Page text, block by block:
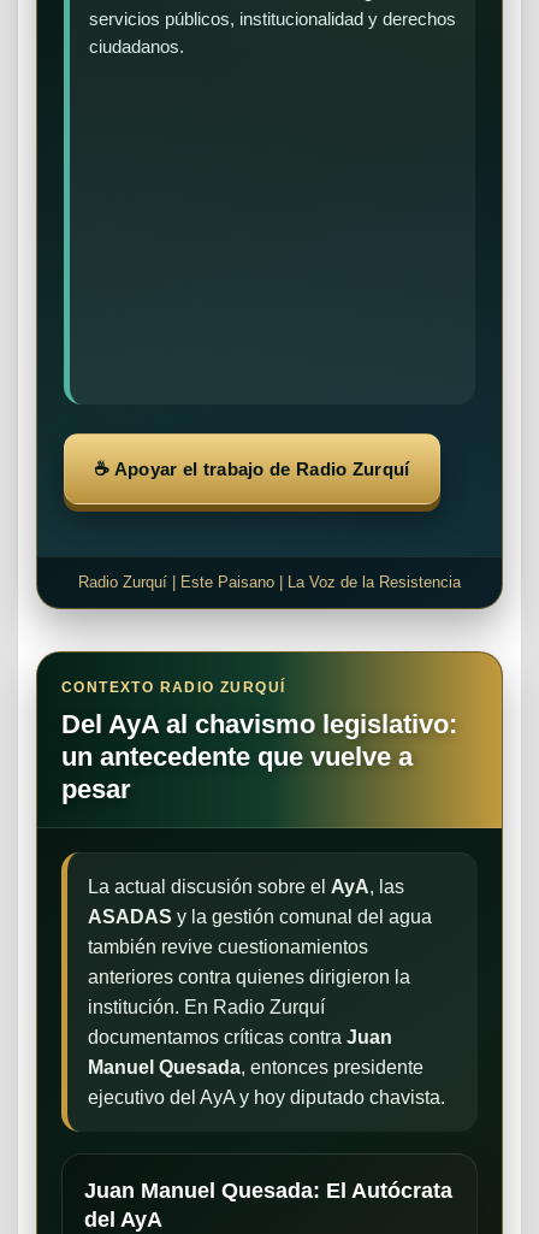
servicios públicos, institucionalidad y derechos
ciudadanos.
☕ Apoyar el trabajo de Radio Zurquí
Radio Zurquí | Este Paisano | La Voz de la Resistencia
CONTEXTO RADIO ZURQUÍ
Del AyA al chavismo legislativo:
un antecedente que vuelve a
pesar
La actual discusión sobre el AyA, las
ASADAS y la gestión comunal del agua
también revive cuestionamientos
anteriores contra quienes dirigieron la
institución. En Radio Zurquí
documentamos críticas contra Juan
Manuel Quesada, entonces presidente
ejecutivo del AyA y hoy diputado chavista.
Juan Manuel Quesada: El Autócrata
del AyA